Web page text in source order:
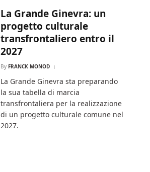
La Grande Ginevra: un
progetto culturale
transfrontaliero entro il
2027
By FRANCK MONOD
La Grande Ginevra sta preparando
la sua tabella di marcia
transfrontaliera per la realizzazione
di un progetto culturale comune nel
2027.